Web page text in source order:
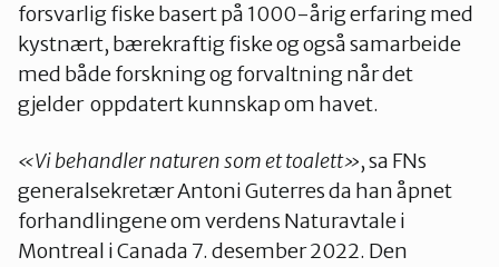
forsvarlig fiske basert på 1000-årig erfaring med
kystnært, bærekraftig fiske og også samarbeide
med både forskning og forvaltning når det
gjelder oppdatert kunnskap om havet.
«Vi behandler naturen som et toalett», sa FNs
generalsekretær Antoni Guterres da han åpnet
forhandlingene om verdens Naturavtale i
Montreal i Canada 7. desember 2022. Den